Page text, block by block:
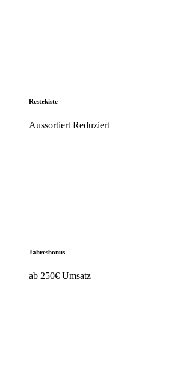
Restekiste
Aussortiert Reduziert
Jahresbonus
ab 250€ Umsatz